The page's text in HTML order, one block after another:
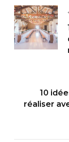
10
réaliser